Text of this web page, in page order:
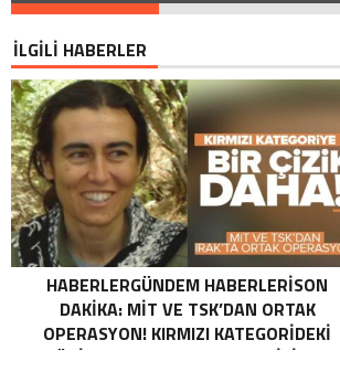
İLGİLİ HABERLER
HABERLERGÜNDEM HABERLERISON
DAKIKA: MİT VE TSK’DAN ORTAK
OPERASYON! KIRMIZI KATEGORIDEKI
TERÖRIST NAZLI TAŞPINAR ETKISIZ HALE